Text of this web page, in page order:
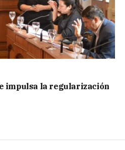
impulsa la regularización